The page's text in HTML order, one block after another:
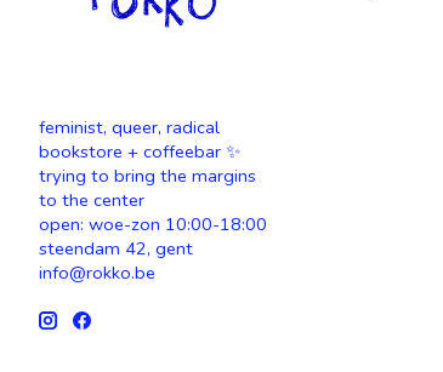
feminist, queer, radical
bookstore + coffeebar ✨
trying to bring the margins
to the center
open: woe-zon 10:00-18:00
steendam 42, gent
info@rokko.be